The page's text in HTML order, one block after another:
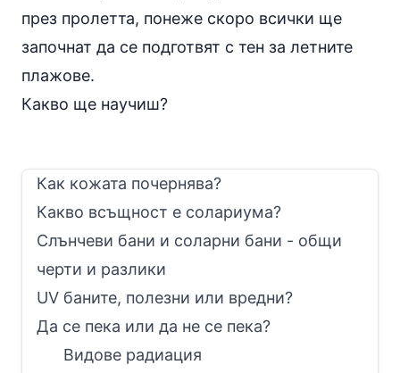
през пролетта, понеже скоро всички ще
започнат да се подготвят с тен за летните
плажове.
Какво ще научиш?
Как кожата почернява?
Какво всъщност е солариума?
Слънчеви бани и соларни бани - общи
черти и разлики
UV баните, полезни или вредни?
Да се пека или да не се пека?
Видове радиация